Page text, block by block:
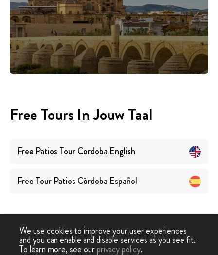
Free Tours In Jouw Taal
Free Patios Tour Cordoba English
Free Tour Patios Córdoba Español
Free - Free Tour › Patio Free Tour
We use cookies to improve your user experiences
and you can enable and disable services as you see fit.
To learn more, see ourprivacy policy.